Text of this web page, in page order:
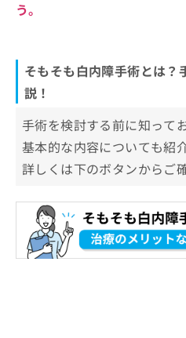
う。
そもそも白内障手術とは？
説！
手術を検討する前に知って
基本的な内容についても紹
詳しくは下のボタンからご